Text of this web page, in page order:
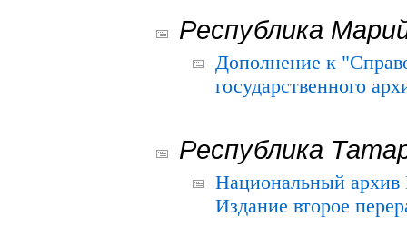
Республика
Дополнение к
государственного
Республика
Национальный архив
Издание второе